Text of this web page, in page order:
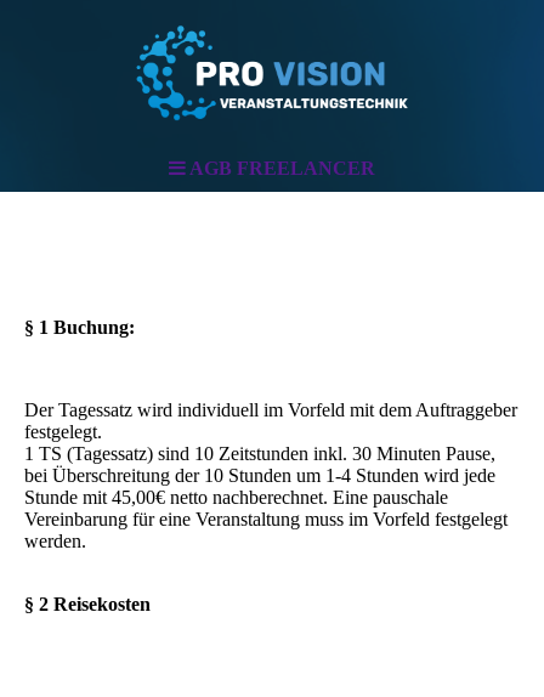
AGB FREELANCER
§ 1 Buchung:
Der Tagessatz wird individuell im Vorfeld mit dem Auftraggeber
festgelegt.
1 TS (Tagessatz) sind 10 Zeitstunden inkl. 30 Minuten Pause,
bei Überschreitung der 10 Stunden um 1-4 Stunden wird jede
Stunde mit 45,00€ netto nachberechnet. Eine pauschale
Vereinbarung für eine Veranstaltung muss im Vorfeld festgelegt
werden.
§ 2 Reisekosten